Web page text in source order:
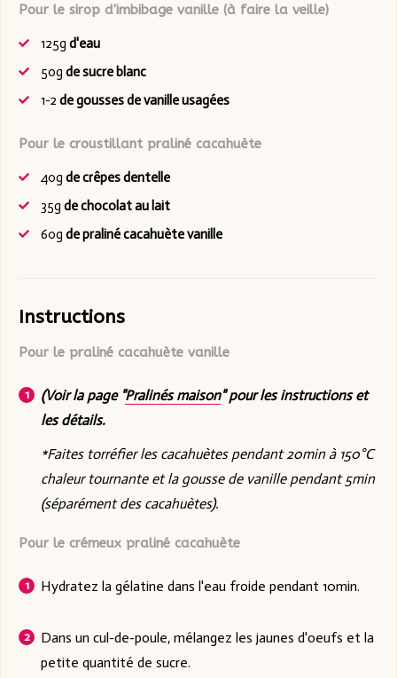
Pour le sirop d'imbibage vanille (à faire la veille)
125g d'eau
50g de sucre blanc
1-2 de gousses de vanille usagées
Pour le croustillant praliné cacahuète
40g de crêpes dentelle
35g de chocolat au lait
60g de praliné cacahuète vanille
Instructions
Pour le praliné cacahuète vanille
(Voir la page "Pralinés maison" pour les instructions et
les détails.
*Faites torréfier les cacahuètes pendant 20min à 150°C
chaleur tournante et la gousse de vanille pendant 5min
(séparément des cacahuètes).
Pour le crémeux praliné cacahuète
Hydratez la gélatine dans l'eau froide pendant 10min.
Dans un cul-de-poule, mélangez les jaunes d'oeufs et la
petite quantité de sucre.